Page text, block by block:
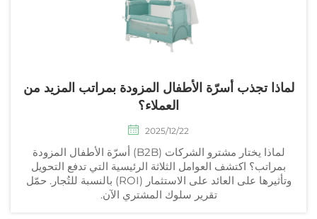
لماذا تجذب أسرّة الأطفال المزودة بمراتب المزيد من
العملاء؟
2025/12/22
لماذا يختار مشترو الشركات (B2B) أسرّة الأطفال المزودة
بمراتب؟ اكتشف العوامل الثلاثة الرئيسية التي تدفع التحويل
وتأثيرها على العائد على الاستثمار (ROI) بالنسبة للتُجار. حمّل
تقرير سلوك المشتري الآن.